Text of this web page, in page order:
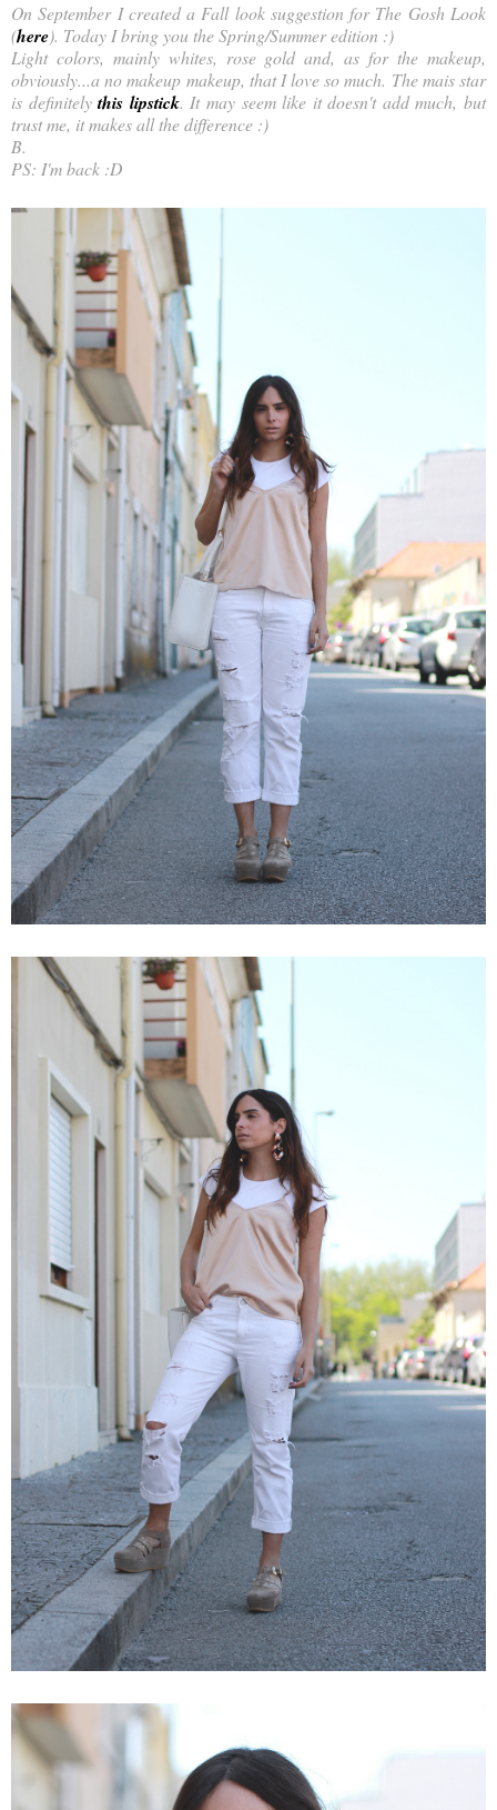
On September I created a Fall look suggestion for The Gosh Look
(here). Today I bring you the Spring/Summer edition :)
Light colors, mainly whites, rose gold and, as for the makeup,
obviously...a no makeup makeup, that I love so much. The mais star
is definitelythis lipstick. It may seem like it doesn't add much, but
trust me, it makes all the difference :)
B.
PS: I'm back :D